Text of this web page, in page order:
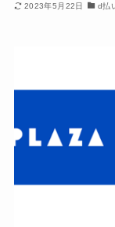
2023年5月22日 d払